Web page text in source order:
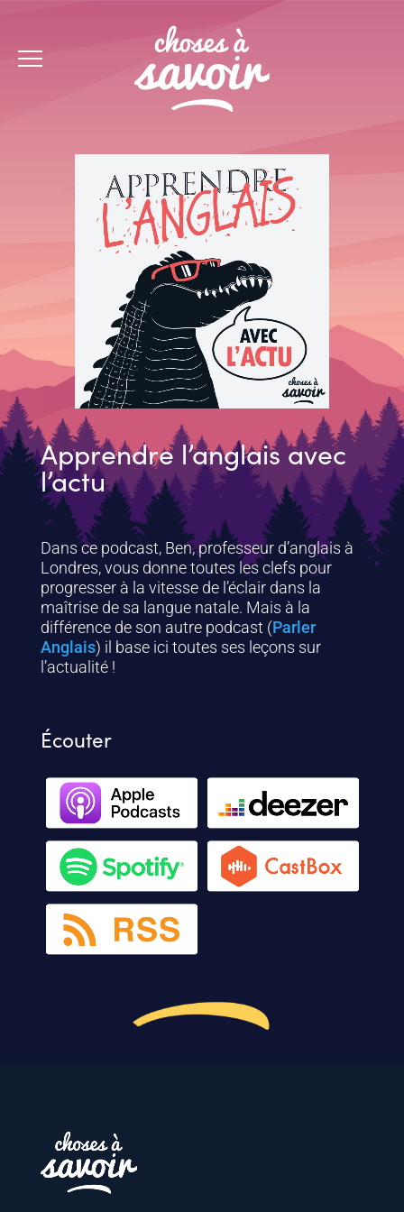
PAGE D'ACCUEIL
PODCASTS
À PROPOS
CONTACT
Apprendre l’anglais avec
l’actu
Dans ce podcast, Ben, professeur d’anglais à
Londres, vous donne toutes les clefs pour
progresser à la vitesse de l’éclair dans la
maîtrise de sa langue natale. Mais à la
différence de son autre podcast (Parler
Anglais) il base ici toutes ses leçons sur
l’actualité !
Écouter